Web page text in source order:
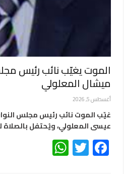
الموت يغيّب نائب رئيس
ميشال المعلولي
أغسطس 5, 2026
غيّب الموت نائب رئيس مجلس
عيسى المعلولي، ويُحتفل
Facebook
Twitter